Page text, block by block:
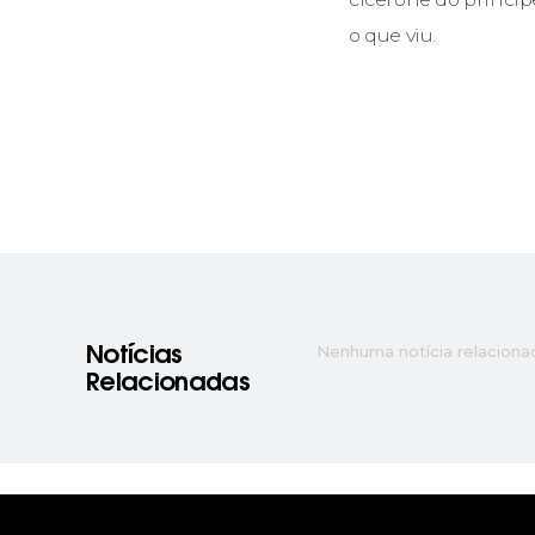
o que viu.
Notícias
Relacionadas
Nenhuma notícia